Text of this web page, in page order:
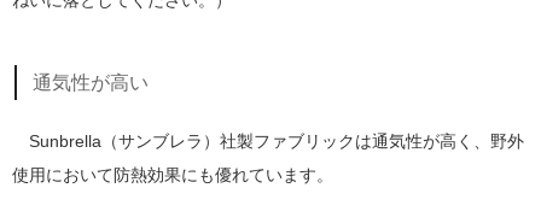
通気性が高い
Sunbrella（サンブレラ）社製ファブリックは通気性が高く、野外
使用において防熱効果にも優れています。